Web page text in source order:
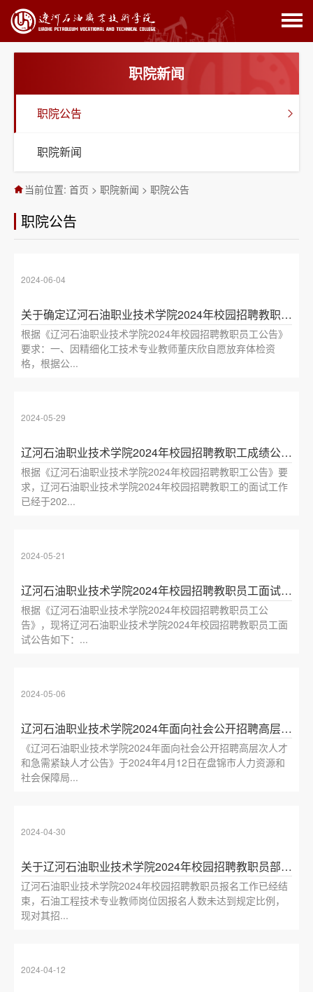
职院新闻
职院公告
职院新闻
当前位置:首页 >职院新闻 >职院公告
职院公告
2024-06-04
关于确定辽河石油职业技术学院2024年校园招聘教职员工中郭小爽为递补人员的公告
根据《辽河石油职业技术学院2024年校园招聘教职员工公告》
要求：一、因精细化工技术专业教师董庆欣自愿放弃体检资
格，根据公...
2024-05-29
辽河石油职业技术学院2024年校园招聘教职工成绩公示及拟进入体检名单
根据《辽河石油职业技术学院2024年校园招聘教职工公告》要
求，辽河石油职业技术学院2024年校园招聘教职工的面试工作
已经于202...
2024-05-21
辽河石油职业技术学院2024年校园招聘教职员工面试公告
根据《辽河石油职业技术学院2024年校园招聘教职员工公
告》，现将辽河石油职业技术学院2024年校园招聘教职员工面
试公告如下：...
2024-05-06
辽河石油职业技术学院2024年面向社会公开招聘高层次人才和急需紧缺人才补充公告
《辽河石油职业技术学院2024年面向社会公开招聘高层次人才
和急需紧缺人才公告》于2024年4月12日在盘锦市人力资源和
社会保障局...
2024-04-30
关于辽河石油职业技术学院2024年校园招聘教职员部分招聘岗位削减计划的公告
辽河石油职业技术学院2024年校园招聘教职员报名工作已经结
束，石油工程技术专业教师岗位因报名人数未达到规定比例，
现对其招...
2024-04-12